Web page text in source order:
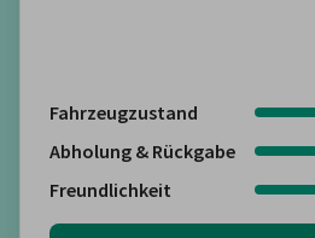
Fahrzeugzustand
Abholung & Rückgabe
Freundlichkeit